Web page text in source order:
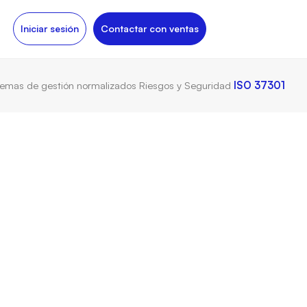
Iniciar sesión Contactar con ventas
de gestión normalizados Riesgos y Seguridad ISO 37301